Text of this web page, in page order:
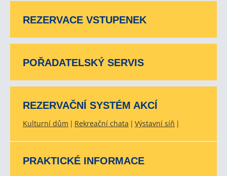
REZERVACE VSTUPENEK
POŘADATELSKÝ SERVIS
REZERVAČNÍ SYSTÉM AKCÍ
Kulturní dům Rekreační chata Výstavní síň
PRAKTICKÉ INFORMACE